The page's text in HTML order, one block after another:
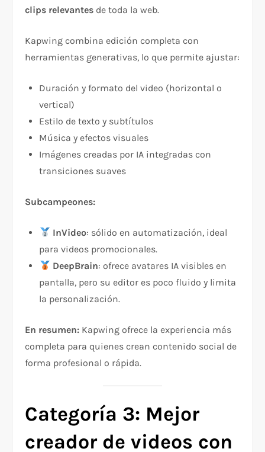
clips relevantes de toda la web.
Kapwing combina edición completa con
herramientas generativas, lo que permite ajustar:
Duración y formato del video (horizontal o
vertical)
Estilo de texto y subtítulos
Música y efectos visuales
Imágenes creadas por IA integradas con
transiciones suaves
Subcampeones:
InVideo: sólido en automatización, ideal
para videos promocionales.
DeepBrain: ofrece avatares IA visibles en
pantalla, pero su editor es poco fluido y limita
la personalización.
En resumen: Kapwing ofrece la experiencia más
completa para quienes crean contenido social de
forma profesional o rápida.
Categoría 3: Mejor
creador de videos con